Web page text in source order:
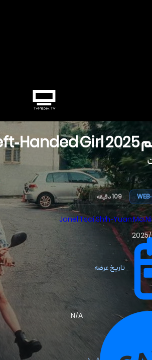
2025
Handed Girl
109 دقیقه
Janel Tsai،Shih-Yuan Ma،
تاریخ عرضه
N/A